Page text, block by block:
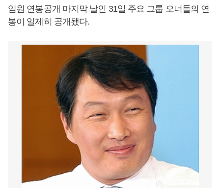
임원 연봉공개 마지막 날인 31일 주요 그룹 오너들의 연
봉이 일제히 공개됐다.